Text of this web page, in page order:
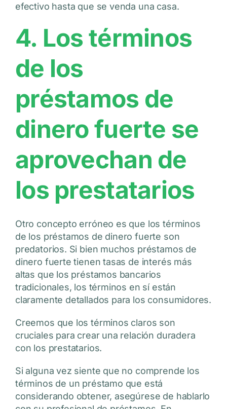
efectivo hasta que se venda una casa.
4. Los términos
de los
préstamos de
dinero fuerte se
aprovechan de
los prestatarios
Otro concepto erróneo es que los términos
de los préstamos de dinero fuerte son
predatorios. Si bien muchos préstamos de
dinero fuerte tienen tasas de interés más
altas que los préstamos bancarios
tradicionales, los términos en sí están
claramente detallados para los consumidores.
Creemos que los términos claros son
cruciales para crear una relación duradera
con los prestatarios.
Si alguna vez siente que no comprende los
términos de un préstamo que está
considerando obtener, asegúrese de hablarlo